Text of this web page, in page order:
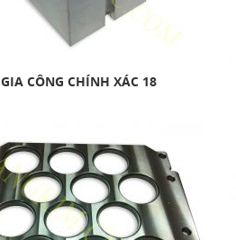
GIA CÔNG CHÍNH XÁC 18